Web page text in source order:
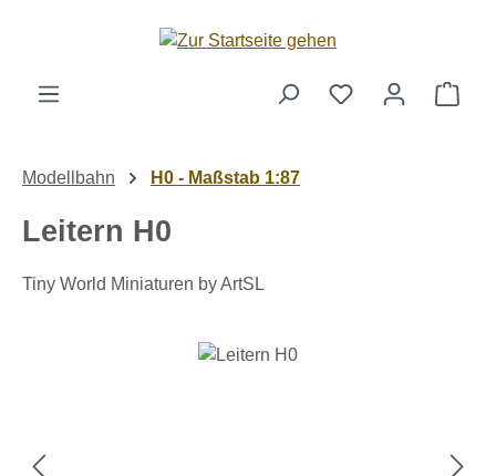
Zum Hauptinhalt springen
Modellbahn H0 - Maßstab 1:87
Leitern H0
Tiny World Miniaturen by ArtSL
Bildergalerie überspringen